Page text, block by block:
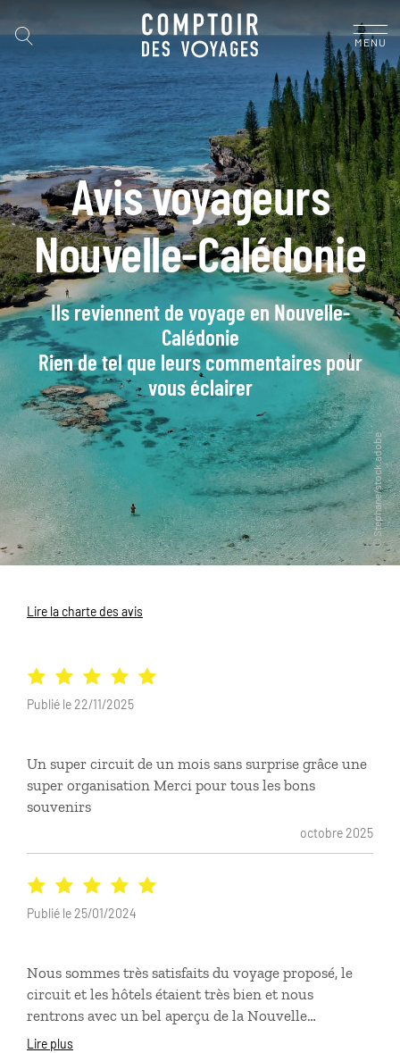
MENU
Avis voyageurs
Nouvelle-Calédonie
Ils reviennent de voyage en Nouvelle-
Calédonie
Rien de tel que leurs commentaires pour
vous éclairer
Lire la charte des avis
Un super circuit de un mois sans surprise grâce une
super organisation Merci pour tous les bons
souvenirs
octobre 2025
Publié le 22/11/2025
Nous sommes très satisfaits du voyage proposé, le
circuit et les hôtels étaient très bien et nous
rentrons avec un bel aperçu de la Nouvelle
Calédonie.
Lire plus
Publié le 25/01/2024